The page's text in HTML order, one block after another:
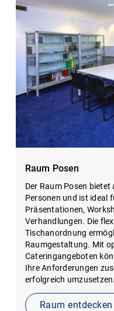
Raum Posen
Der Raum Posen
Personen und ist ideal
Präsentationen,
Verhandlungen. Die
Tischanordnung
Raumgestaltung. Mit
Cateringangeboten
Ihre Anforderungen
erfolgreich umzusetzen.
Raum entdecken